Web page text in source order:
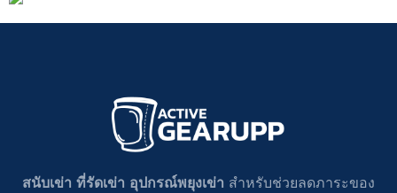
สนับเข่า ที่รัดเข่า อุปกรณ์พยุงเข่า สำหรับช่วยลดภาระของ